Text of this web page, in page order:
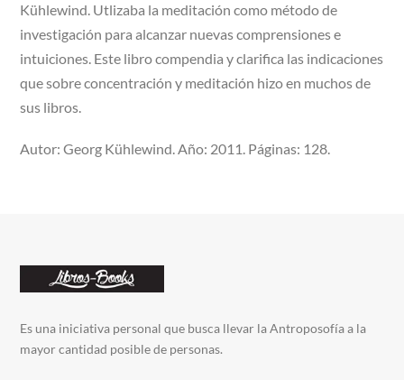
Kühlewind. Utlizaba la meditación como método de
investigación para alcanzar nuevas comprensiones e
intuiciones. Este libro compendia y clarifica las indicaciones
que sobre concentración y meditación hizo en muchos de
sus libros.
Autor: Georg Kühlewind. Año: 2011. Páginas: 128.
Es una iniciativa personal que busca llevar la Antroposofía a la
mayor cantidad posible de personas.